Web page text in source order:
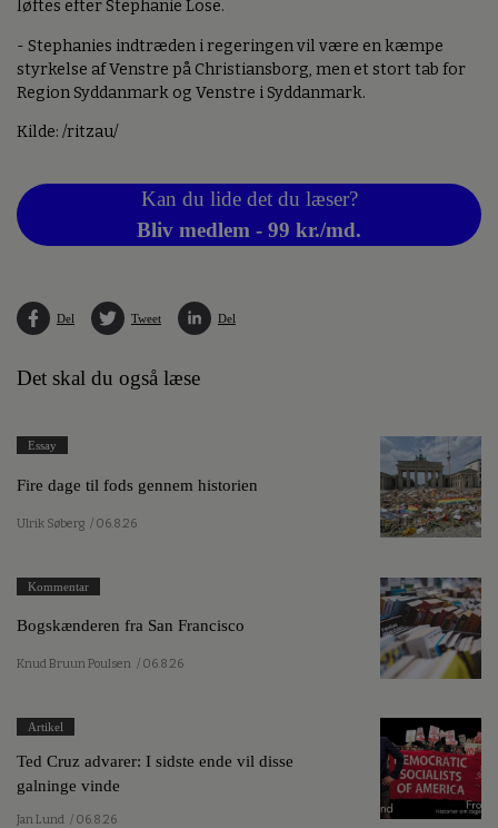
løftes efter Stephanie Lose.
- Stephanies indtræden i regeringen vil være en kæmpe
styrkelse af Venstre på Christiansborg, men et stort tab for
Region Syddanmark og Venstre i Syddanmark.
Kilde: /ritzau/
Kan du lide det du læser?
Bliv medlem - 99 kr./md.
Del Tweet Del
Det skal du også læse
Essay
Fire dage til fods gennem historien
Ulrik Søberg / 06.8.26
Kommentar
Bogskænderen fra San Francisco
Knud Bruun Poulsen / 06.8.26
Artikel
Ted Cruz advarer: I sidste ende vil disse
galninge vinde
Jan Lund / 06.8.26